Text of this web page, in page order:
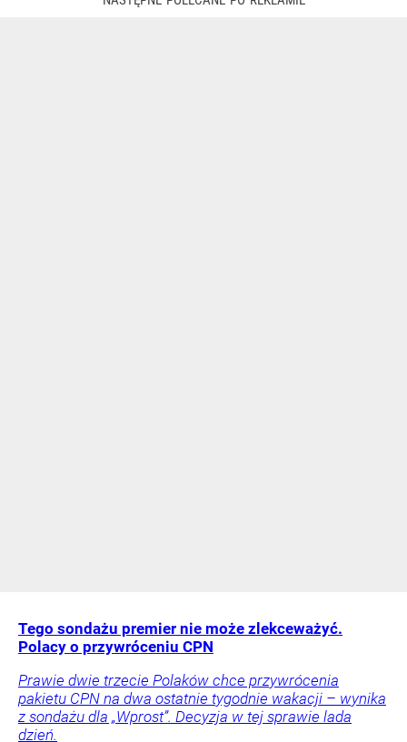
Tego sondażu premier nie może zlekceważyć.
Polacy o przywróceniu CPN
Prawie dwie trzecie Polaków chce przywrócenia
pakietu CPN na dwa ostatnie tygodnie wakacji – wynika
z sondażu dla „Wprost”. Decyzja w tej sprawie lada
dzień.